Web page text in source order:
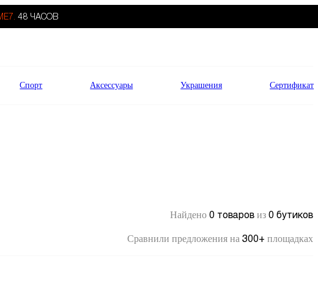
48 ЧАСОВ
Спорт Аксессуары Украшения Сертификат
Найдено 0 товаров из 0 бутиков
Сравнили предложения на 300+ площадках